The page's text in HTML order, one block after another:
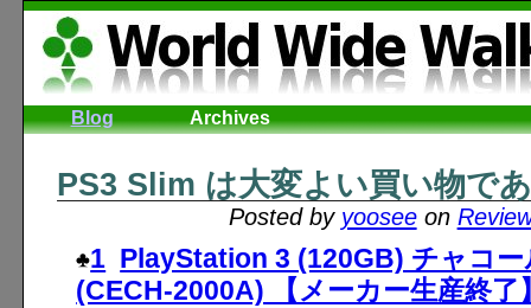
Blog Archives
PS3 Slim は大変よい買い物で
Posted by yooseeon
1 PlayStation 3 (120GB) チャコ
(CECH-2000A) 【メーカー生産終了